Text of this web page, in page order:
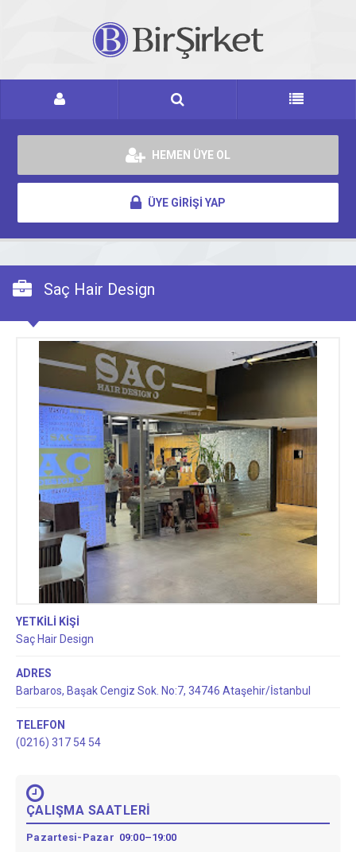
HEMEN ÜYE OL
ÜYE GİRİŞİ YAP
Saç Hair Design
YETKİLİ KİŞİ
Saç Hair Design
ADRES
Barbaros, Başak Cengiz Sok. No:7, 34746 Ataşehir/İstanbul
TELEFON
(0216) 317 54 54
ÇALIŞMA SAATLERİ
Pazartesi-Pazar 09:00–19:00